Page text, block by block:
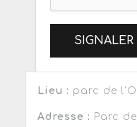
Lieu : parc de
Adresse : Parc